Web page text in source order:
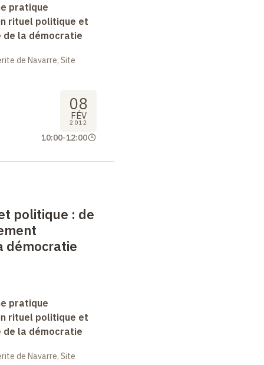
pratique
rituel politique et
de la démocratie
de Navarre, Site
08
FÉV
2012
10:00-12:00
politique : de
démocratie
pratique
rituel politique et
de la démocratie
de Navarre, Site